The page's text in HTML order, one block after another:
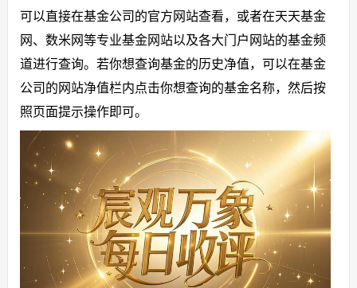
可以直接在基金公司的官方网站查看，或者在天天基金
网、数米网等专业基金网站以及各大门户网站的基金频
道进行查询。若你想查询基金的历史净值，可以在基金
公司的网站净值栏内点击你想查询的基金名称，然后按
照页面提示操作即可。